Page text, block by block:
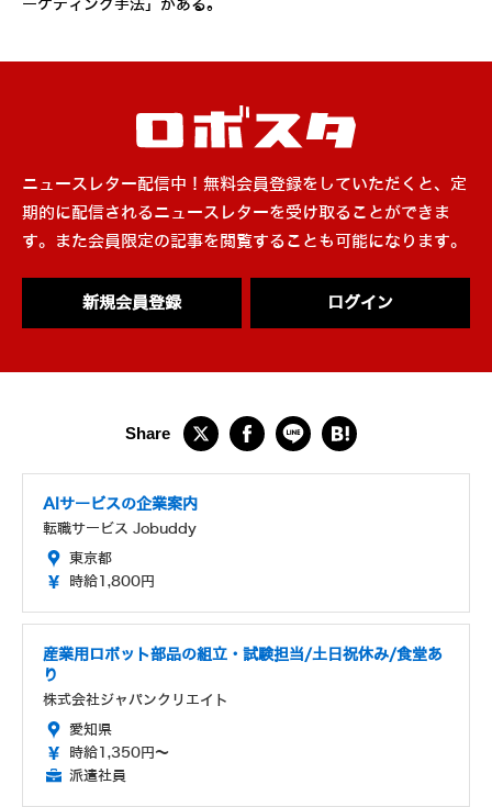
ーケティング手法」がある。
ニュースレター配信中！無料会員登録をしていただくと、定
期的に配信されるニュースレターを受け取ることができま
す。また会員限定の記事を閲覧することも可能になります。
新規会員登録 ログイン
AIサービスの企業案内
転職サービス Jobuddy
東京都
時給1,800円
産業用ロボット部品の組立・試験担当/土日祝休み/食堂あ
り
株式会社ジャパンクリエイト
愛知県
時給1,350円～
派遣社員